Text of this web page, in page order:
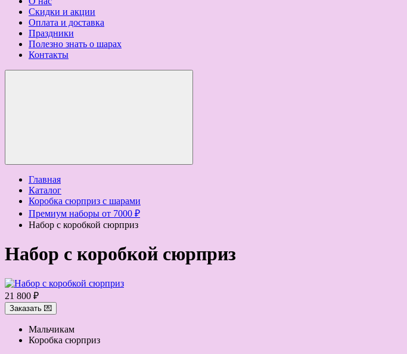
Скидки и акции
Оплата и доставка
Праздники
Полезно знать о шарах
Контакты
Главная
Каталог
Коробка сюрприз с шарами
Премиум наборы от 7000 ₽
Набор c коробкой сюрприз
Набор c коробкой сюрприз
21 800 ₽
Заказать 💌
Мальчикам
Коробка сюрприз